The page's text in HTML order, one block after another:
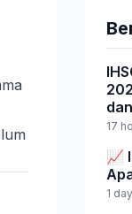
17
📈
1